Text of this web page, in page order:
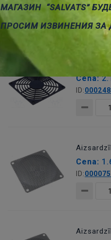
ID:
Cena:
ID:
Cena:
ID:
МАГАЗИН “SALVATS”
ПРОСИМ ИЗВИНЕНИЯ ЗА